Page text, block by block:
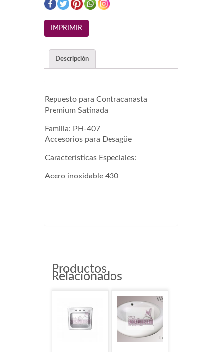
Descripción
Repuesto para Contracanasta
Premium Satinada
Familia: PH-407
Accesorios para Desagüe
Características Especiales:
Acero inoxidable 430
Productos
Relacionados